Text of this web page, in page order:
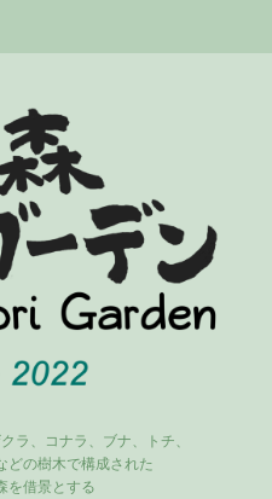
ラ、コナラ、ブナ、トチ、
どの樹木で構成された
を借景とする